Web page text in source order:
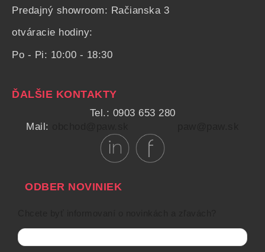
Predajný showroom: Račianska 3
otváracie hodiny:
Po - Pi: 10:00 - 18:30
ĎALŠIE KONTAKTY
Tel.: 0903 653 280
Mail:
ODBER NOVINIEK